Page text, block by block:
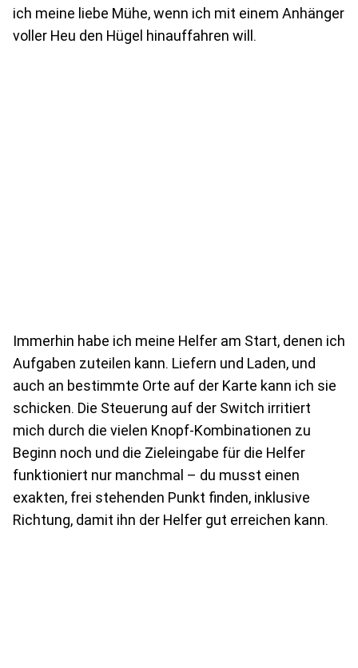
ich meine liebe Mühe, wenn ich mit einem Anhänger
voller Heu den Hügel hinauffahren will.
Immerhin habe ich meine Helfer am Start, denen ich
Aufgaben zuteilen kann. Liefern und Laden, und
auch an bestimmte Orte auf der Karte kann ich sie
schicken. Die Steuerung auf der Switch irritiert
mich durch die vielen Knopf-Kombinationen zu
Beginn noch und die Zieleingabe für die Helfer
funktioniert nur manchmal – du musst einen
exakten, frei stehenden Punkt finden, inklusive
Richtung, damit ihn der Helfer gut erreichen kann.